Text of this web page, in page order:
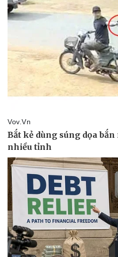
Kinh tế
Bất động sản
Khởi nghiệp